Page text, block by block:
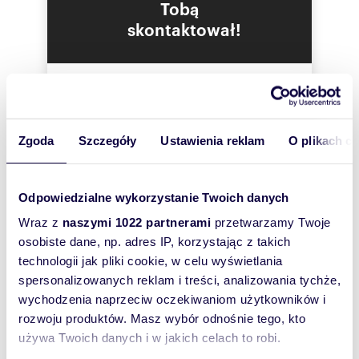
Zgoda Szczegóły Ustawienia reklam O plikach
Odpowiedzialne wykorzystanie Twoich danych
Wraz z naszymi 1022 partnerami przetwarzamy Twoje
osobiste dane, np. adres IP, korzystając z takich
technologii jak pliki cookie, w celu wyświetlania
spersonalizowanych reklam i treści, analizowania tychże,
wychodzenia naprzeciw oczekiwaniom użytkowników i
rozwoju produktów. Masz wybór odnośnie tego, kto
używa Twoich danych i w jakich celach to robi.
Parametry i przeznaczenie:
teren płaski, równy, łatwy do
media w drodze dojazdowej, w odległości
tereny rolnicze i osadnicze, z możliwością
lokalizacji siedlisk w sąsiedztwie
istniejącej zabudowy,
dopuszczalna zabudowa: budynki do 10 m
wysokości, niepodpiwniczone, w formie
nawiązującej do tradycyjnej architektury
lokalnej.
Tobą
skontaktował!
Szukam najtańszego
kredytu
hipotecznego